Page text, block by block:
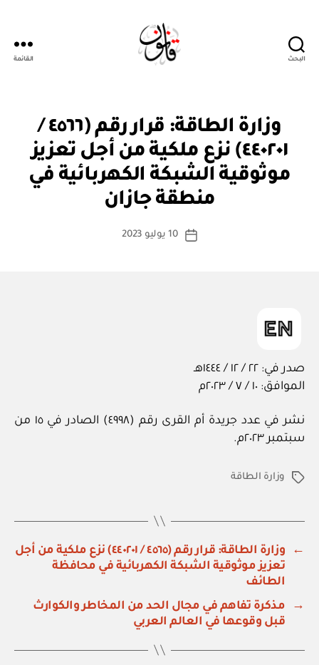
البحث القائمة
التصنيفات
وزارة الطاقة: قرار رقم (٤٥٦٦ /
٤٤٠٢٠١) نزع ملكية من أجل تعزيز
موثوقية الشبكة الكهربائية في
منطقة جازان
كاتب
بو
ا
س
ة
تاريخ
10 يوليو 2023
صدر في: ٢٢ / ١٢ / ١٤٤٤هـ
الموافق: ١٠ / ٧ / ٢٠٢٣م
نشر في عدد جريدة أم القرى رقم (٤٩٩٨) الصادر في ١٥ من
سبتمبر ٢٠٢٣م.
الوسوموزارة الطاقة
←
وزارة الطاقة: قرار رقم (٤٥٦٥ / ٤٤٠٢٠١) نزع ملكية من أجل
تعزيز موثوقية الشبكة الكهربائية في محافظة
الطائف
→
مذكرة تفاهم في مجال الحد من المخاطر والكوارث
قبل وقوعها في العالم العربي